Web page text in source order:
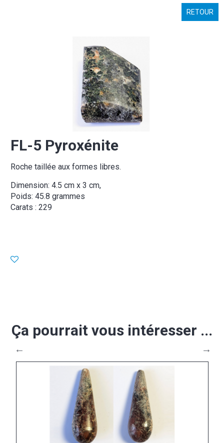
RETOUR
FL-5 Pyroxénite
Roche taillée aux formes libres.
Dimension: 4.5 cm x 3 cm,
Poids: 45.8 grammes
Carats : 229
Ça pourrait vous intéresser ...